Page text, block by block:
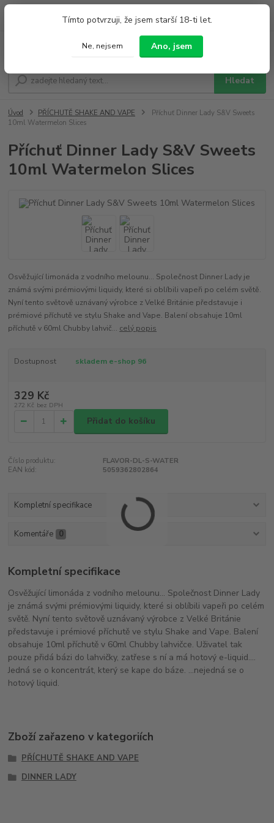
Tímto potvrzuji, že jsem starší 18-ti let.
Ne, nejsem Ano, jsem
Hledat
Po - Pá 9:00 - 19:00 So 9:00 - 14:00
Úvod PŘÍCHUTĚ SHAKE AND VAPE
Příchuť Dinner Lady S&V Sweets
10ml Watermelon Slices
Příchuť Dinner Lady S&V Sweets
10ml Watermelon Slices
Osvěžující limonáda z vodního melounu... Společnost Dinner Lady je
známá svými prémiovými liquidy, které si oblíbili vapeři po celém světě.
Nyní tento světově uznávaný výrobce z Velké Británie představuje i
prémiové příchutě ve stylu Shake and Vape. Balení obsahuje 10ml
příchutě v 60ml Chubby lahvič... celý popis
Dostupnost skladem e-shop 96
329 Kč
272 Kč bez DPH
Přidat do košíku
Číslo produktu:
FLAVOR-DL-S-WATER
EAN kód:
5059362802864
Kompletní specifikace
Komentáře 0
Kompletní specifikace
Osvěžující limonáda z vodního melounu... Společnost Dinner Lady
je známá svými prémiovými liquidy, které si oblíbili vapeři po celém
světě. Nyní tento světově uznávaný výrobce z Velké Británie
představuje i prémiové příchutě ve stylu Shake and Vape. Balení
obsahuje 10ml příchutě v 60ml Chubby lahvičce. Uživatel tak
pouze přidá bázi do lahvičky, zatřese s ní a má hotový e-liquid....
Jedná se o koncentrát, který se kape do báze. ...nejedná se o
hotový liquid.
Zboží zařazeno v kategoriích
PŘÍCHUTĚ SHAKE AND VAPE
DINNER LADY